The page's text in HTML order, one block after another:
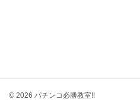
© 2026 パチンコ必勝教室!!